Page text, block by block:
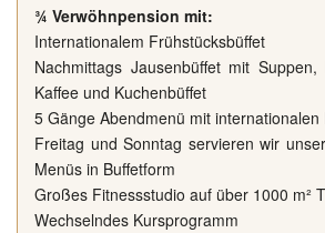
¾ Verwöhnpension mit:
Internationalem Frühstücksbüffet
Nachmittags Jausenbüffet mit Suppen,
Kaffee und Kuchenbüffet
5 Gänge Abendmenü mit internationalen
Freitag und Sonntag servieren wir
Menüs in Buffetform
Großes Fitnessstudio auf über 1000 m²
Wechselndes Kursprogramm